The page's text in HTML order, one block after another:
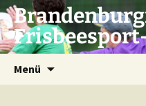
Zum
Inhalt
springen
Menü